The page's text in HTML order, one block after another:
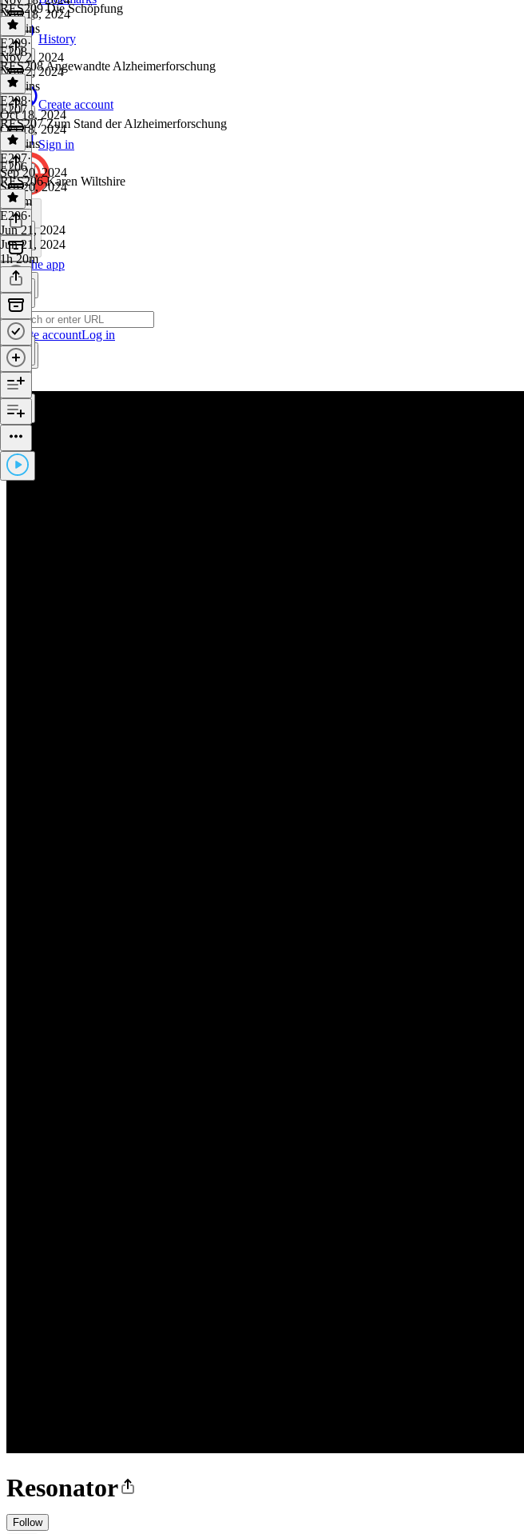
History
Create account
Sign in
Get the app
Create accountLog in
Resonator
Follow
Nov 18, 2024
52 mins
RES209 Die Schöpfung
E209·
Nov 2, 2024
Nov 2, 2024
33 mins
E208
RES208 Angewandte Alzheimerforschung
E208·
Oct 18, 2024
Oct 18, 2024
54 mins
E207
RES207 Zum Stand der Alzheimerforschung
E207·
Sep 20, 2024
Sep 20, 2024
1h 5m
E206
RES206 Karen Wiltshire
E206·
Jun 21, 2024
Jun 21, 2024
1h 20m